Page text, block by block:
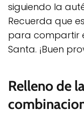
siguiendo la
Recuerda que
para compartir
Santa. ¡Buen
Relleno de